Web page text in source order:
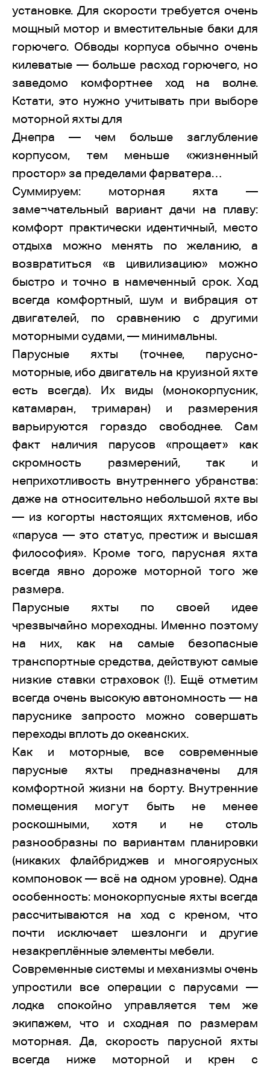
установке. Для скорости требуется очень
мощный мотор и вместительные баки для
горючего. Обводы корпуса обычно очень
килеватые — больше расход горючего, но
заведомо комфортнее ход на волне.
Кстати, это нужно учитывать при выборе
моторной яхты для
Днепра — чем больше заглубление
корпусом, тем меньше «жизненный
простор» за пределами фарватера…
Суммируем: моторная яхта —
заме¬чательный вариант дачи на плаву:
комфорт практически идентичный, место
отдыха можно менять по желанию, а
возвратиться «в цивилизацию» можно
быстро и точно в намеченный срок. Ход
всегда комфортный, шум и вибрация от
двигателей, по сравнению с другими
моторными судами, — минимальны.
Парусные яхты (точнее, парусно-
моторные, ибо двигатель на круизной яхте
есть всегда). Их виды (монокорпусник,
катамаран, тримаран) и размерения
варьируются гораздо свободнее. Сам
факт наличия парусов «прощает» как
скромность размерений, так и
неприхотливость внутреннего убранства:
даже на относительно небольшой яхте вы
— из когорты настоящих яхтсменов, ибо
«паруса — это статус, престиж и высшая
философия». Кроме того, парусная яхта
всегда явно дороже моторной того же
размера.
Парусные яхты по своей идее
чрезвычайно мореходны. Именно поэтому
на них, как на самые безопасные
транспортные средства, действуют самые
низкие ставки страховок (!). Ещё отметим
всегда очень высокую автономность — на
паруснике запросто можно совершать
переходы вплоть до океанских.
Как и моторные, все современные
парусные яхты предназначены для
комфортной жизни на борту. Внутренние
помещения могут быть не менее
роскошными, хотя и не столь
разнообразны по вариантам планировки
(никаких флайбриджев и многоярусных
компоновок — всё на одном уровне). Одна
особенность: монокорпусные яхты всегда
рассчитываются на ход с креном, что
почти исключает шезлонги и другие
незакреплённые элементы мебели.
Современные системы и механизмы очень
упростили все операции с парусами —
лодка спокойно управляется тем же
экипажем, что и сходная по размерам
моторная. Да, скорость парусной яхты
всегда ниже моторной и крен с